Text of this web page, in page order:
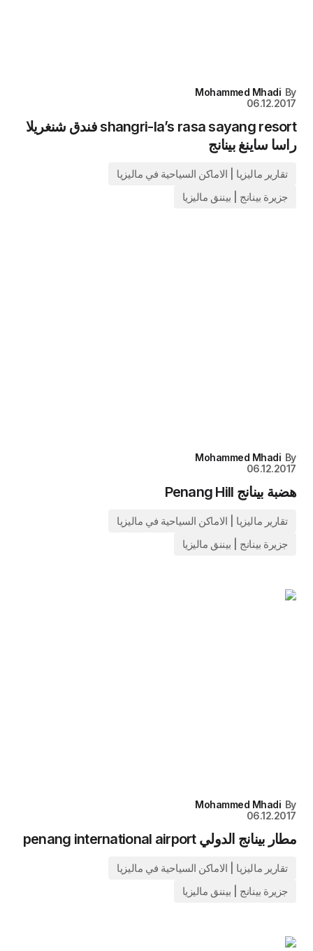
By
Mohammed Mhadi
06.12.2017
shangri-la’s rasa sayang resort فندق شنغريلا
راسا ساينغ بينانج
تقارير ماليزيا | الاماكن السياحية في ماليزيا
جزيرة بينانج | بيننق ماليزيا
By
Mohammed Mhadi
06.12.2017
هضبة بينانج Penang Hill
تقارير ماليزيا | الاماكن السياحية في ماليزيا
جزيرة بينانج | بيننق ماليزيا
By
Mohammed Mhadi
06.12.2017
مطار بينانج الدولي penang international airport
تقارير ماليزيا | الاماكن السياحية في ماليزيا
جزيرة بينانج | بيننق ماليزيا